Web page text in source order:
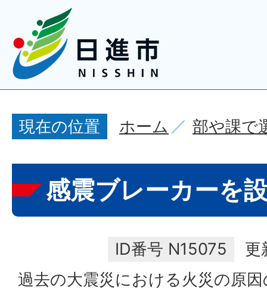
現在の位置 ホーム 部や課で
感震ブレーカーを
ID番号 N15075
更
過去の大震災における火災の原